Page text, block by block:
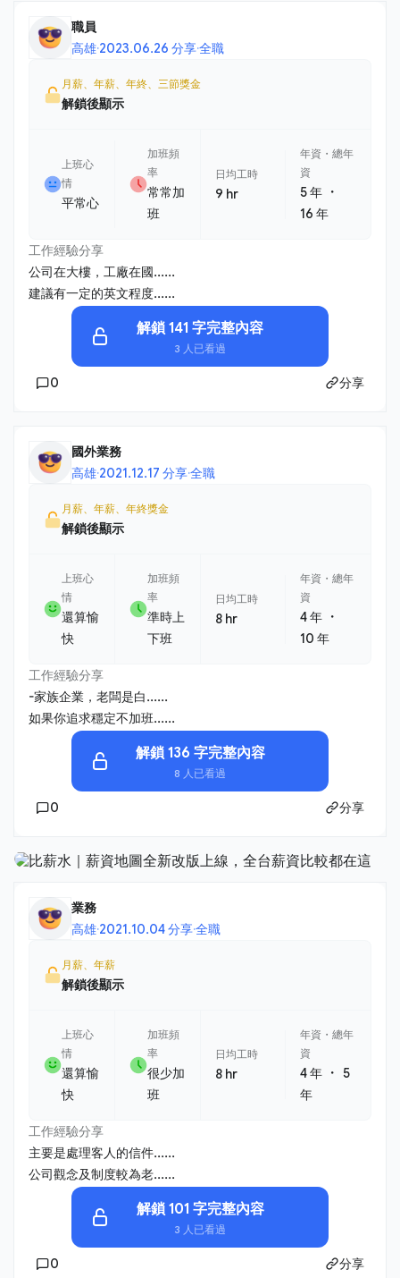
職員
高雄·2023.06.26 分享·全職
月薪、年薪、年終、三節獎金
解鎖後顯示
上班心
情
平常心
加班頻
率
常常加
班
日均工時
9 hr
年資・總年
資
5 年 ・
16 年
工作經驗分享
公司在大樓，工廠在國......
建議有一定的英文程度......
解鎖 141 字完整內容
3 人已看過
0 分享
國外業務
高雄·2021.12.17 分享·全職
月薪、年薪、年終獎金
解鎖後顯示
上班心
情
還算愉
快
加班頻
率
準時上
下班
日均工時
8 hr
年資・總年
資
4 年 ・
10 年
工作經驗分享
-家族企業，老闆是白......
如果你追求穩定不加班......
解鎖 136 字完整內容
8 人已看過
0 分享
業務
高雄·2021.10.04 分享·全職
月薪、年薪
解鎖後顯示
上班心
情
還算愉
快
加班頻
率
很少加
班
日均工時
8 hr
年資・總年
資
4 年 ・5
年
工作經驗分享
主要是處理客人的信件......
公司觀念及制度較為老......
解鎖 101 字完整內容
3 人已看過
0 分享